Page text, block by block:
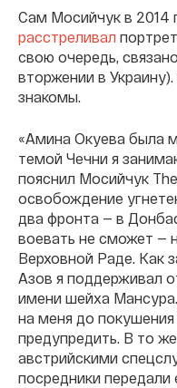
Сам Мосийчук в 2014
расстреливал
свою очередь,
вторжении в
знакомы.
«Амина Окуева была
темой Чечни я
пояснил Мосийчук
освобождение
два фронта — в
воевать не сможет —
Верховной Раде. Как
Азов я поддерживал
имени шейха
на меня до
предупредить. В то
австрийскими
посредники передали